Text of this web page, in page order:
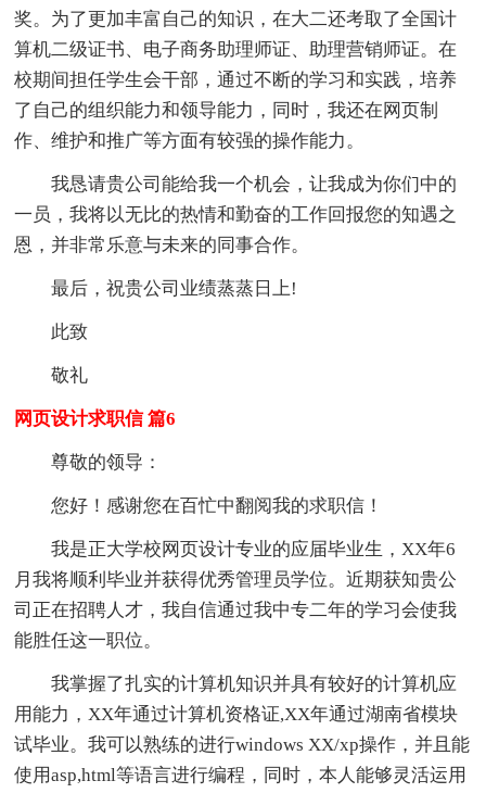
奖。为了更加丰富自己的知识，在大二还考取了全国计
算机二级证书、电子商务助理师证、助理营销师证。在
校期间担任学生会干部，通过不断的学习和实践，培养
了自己的组织能力和领导能力，同时，我还在网页制
作、维护和推广等方面有较强的操作能力。
我恳请贵公司能给我一个机会，让我成为你们中的
一员，我将以无比的热情和勤奋的工作回报您的知遇之
恩，并非常乐意与未来的同事合作。
最后，祝贵公司业绩蒸蒸日上!
此致
敬礼
网页设计求职信 篇6
尊敬的领导：
您好！感谢您在百忙中翻阅我的求职信！
我是正大学校网页设计专业的应届毕业生，XX年6
月我将顺利毕业并获得优秀管理员学位。近期获知贵公
司正在招聘人才，我自信通过我中专二年的学习会使我
能胜任这一职位。
我掌握了扎实的计算机知识并具有较好的计算机应
用能力，XX年通过计算机资格证,XX年通过湖南省模块
试毕业。我可以熟练的进行windows XX/xp操作，并且能
使用asp,html等语言进行编程，同时，本人能够灵活运用